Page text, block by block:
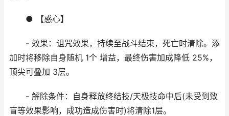
● 【惑心】
- 效果：诅咒效果，持续至战斗结束，死亡时清除。添
加时将移除自身随机 1个 增益，最终伤害加成降低 25%，
顶尖可叠加 3层。
- 解除条件：自身释放终结技/天极技命中后(未受到致
盲等效果影响，成功造成伤害时)将清除1层。